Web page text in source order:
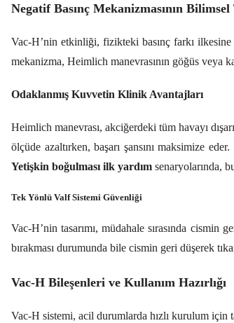
Negatif Basınç Mekanizmasının
Vac-H’nin etkinliği, fizikteki basınç farkı ilkesine
mekanizma, Heimlich manevrasının göğüs veya
Odaklanmış Kuvvetin Klinik Avantajları
Heimlich manevrası, akciğerdeki tüm havayı
ölçüde azaltırken, başarı şansını maksimize
Yetişkin boğulması ilk yardım senaryolarında,
Tek Yönlü Valf Sistemi Güvenliği
Vac-H’nin tasarımı, müdahale sırasında
bırakması durumunda bile cismin geri düşerek
Vac-H Bileşenleri ve Kullanım Hazırlığı
Vac-H sistemi, acil durumlarda hızlı kurulum için